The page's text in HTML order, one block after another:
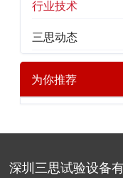
行业技术
三思动态
为你推荐
深圳三思试验设备